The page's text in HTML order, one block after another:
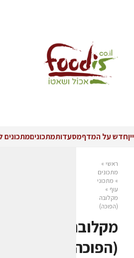
ייןחדש על המדףמסעדותמתכוניםמתכונים
ראשי »
מתכונים
» מתכוני
עוף »
מקלובה
(הפוכה)
מקלובה
(הפוכה)